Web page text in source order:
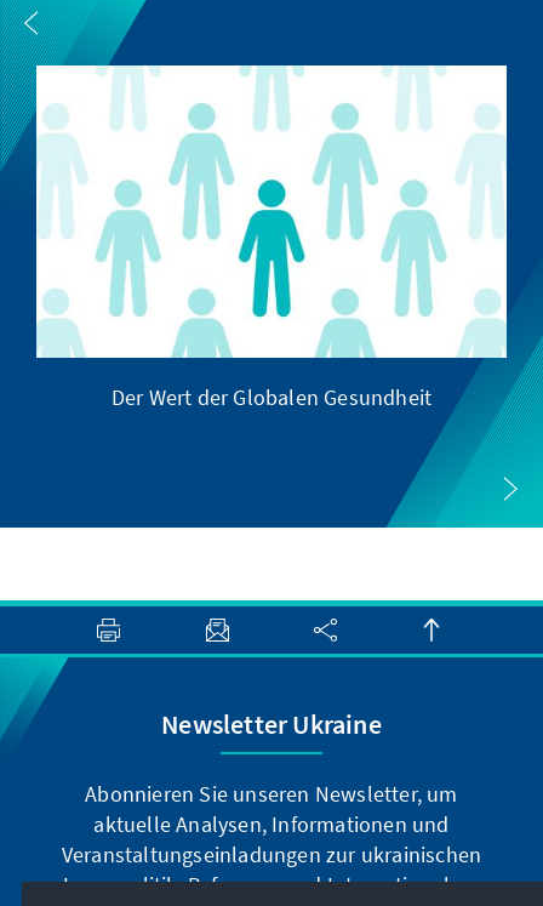
Der Wert der Globalen Gesundheit
Newsletter Ukraine
Abonnieren Sie unseren Newsletter, um
aktuelle Analysen, Informationen und
Veranstaltungseinladungen zur ukrainischen
Innenpolitik, Reformen und Internationalem